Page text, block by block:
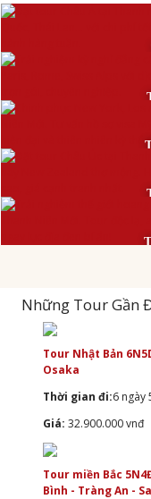
Những Tour Gần
Tour Nhật Bản
Osaka
Thời gian đi:6 ngày
Giá: 32.900.000 vnđ
Tour miền Bắc
Bình - Tràng An -